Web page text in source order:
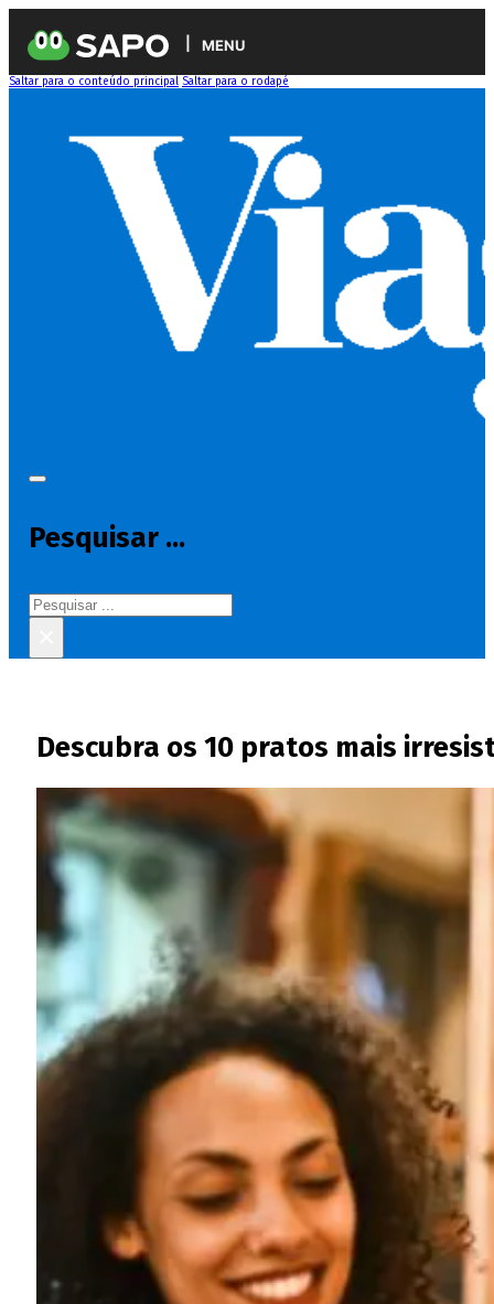
MENU
Saltar para o conteúdo principal Saltar para o rodapé
Pesquisar ...
Pesquisar
Descubra os 10 pratos mais